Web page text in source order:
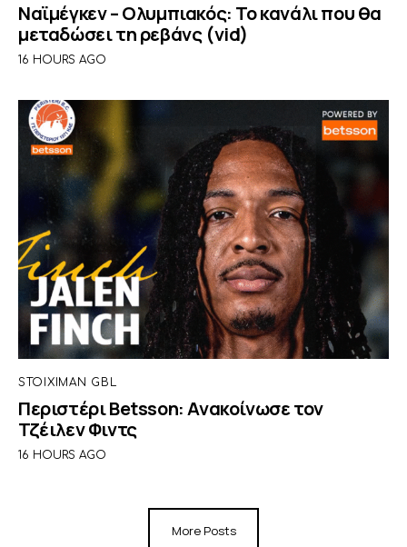
Ναϊμέγκεν – Ολυμπιακός: Το κανάλι που θα
μεταδώσει τη ρεβάνς (vid)
16 HOURS AGO
STOIXIMAN GBL
Περιστέρι Betsson: Ανακοίνωσε τον
Τζέιλεν Φιντς
16 HOURS AGO
More Posts